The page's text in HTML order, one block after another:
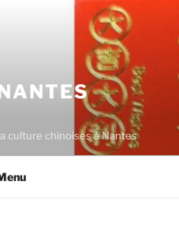
culture chinoises à Nantes